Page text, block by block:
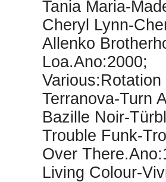
Tania Maria-
Cheryl Lynn-
Allenko
Loa.Ano:2000;
Terranova-Turn
Bazille Noir-
Trouble Funk-
Over
Living Colour-